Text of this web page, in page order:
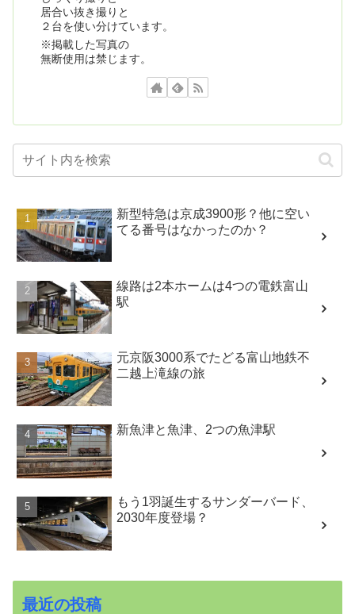
居合い抜き撮りと
２台を使い分けています。
※掲載した写真の
無断使用は禁じます。
新型特急は京成3900形？他に空い
てる番号はなかったのか？
線路は2本ホームは4つの電鉄富山
駅
元京阪3000系でたどる富山地鉄不
二越上滝線の旅
新魚津と魚津、2つの魚津駅
もう1羽誕生するサンダーバード、
2030年度登場？
最近の投稿